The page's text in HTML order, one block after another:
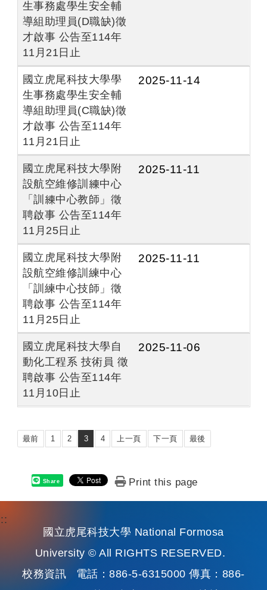
生事務處學生安全輔
導組助理員(D職缺)徵
才啟事 公告至114年
11月21日止
國立虎尾科技大學學
生事務處學生安全輔
導組助理員(C職缺)徵
才啟事 公告至114年
11月21日止
2025-11-14
國立虎尾科技大學附
設航空維修訓練中心
「訓練中心教師」徵
聘啟事 公告至114年
11月25日止
2025-11-11
國立虎尾科技大學附
設航空維修訓練中心
「訓練中心技師」徵
聘啟事 公告至114年
11月25日止
2025-11-11
國立虎尾科技大學自
動化工程系 技術員 徵
聘啟事 公告至114年
11月10日止
2025-11-06
最前 1 2 3 4 上一頁 下一頁 最後
Share Print this page
國立虎尾科技大學 National Formosa
University © All RIGHTS RESERVED.
校務資訊 電話：886-5-6315000 傳真：886-